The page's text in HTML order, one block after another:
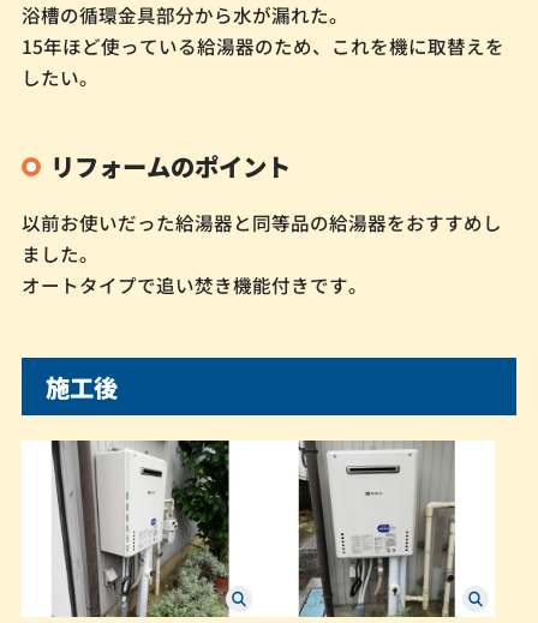
浴槽の循環金具部分から水が漏れた。
15年ほど使っている給湯器のため、これを機に取替えを
したい。
リフォームのポイント
以前お使いだった給湯器と同等品の給湯器をおすすめし
ました。
オートタイプで追い焚き機能付きです。
施工後